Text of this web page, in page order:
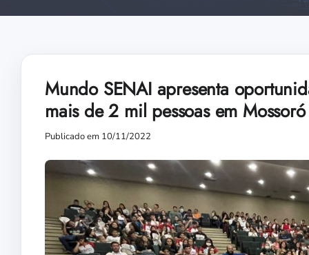
Mundo SENAI apresenta
mais de 2 mil pessoas em Mossoró
Publicado em 10/11/2022